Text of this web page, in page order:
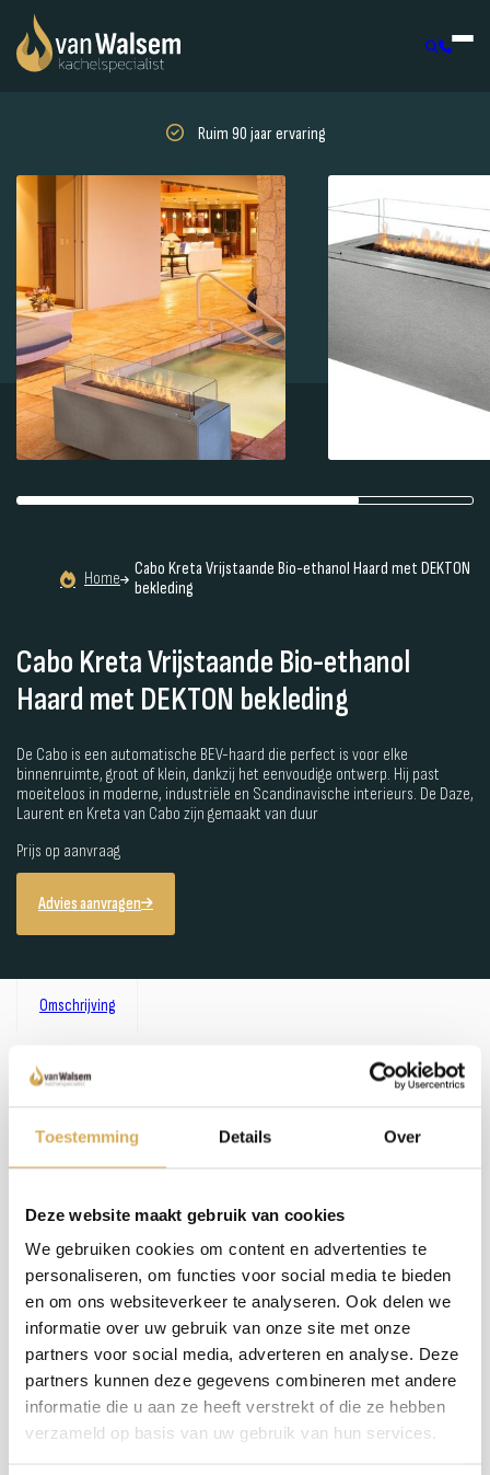
Toestemming Details Over
Deze website maakt gebruik van cookies
We gebruiken cookies om content en advertenties te
personaliseren, om functies voor social media te bieden
en om ons websiteverkeer te analyseren. Ook delen we
informatie over uw gebruik van onze site met onze
partners voor social media, adverteren en analyse. Deze
partners kunnen deze gegevens combineren met andere
informatie die u aan ze heeft verstrekt of die ze hebben
verzameld op basis van uw gebruik van hun services.
Ruim 90 jaar ervaring
Home
Cabo Kreta Vrijstaande Bio-ethanol Haard met DEKTON
bekleding
Cabo Kreta Vrijstaande Bio-ethanol
Haard met DEKTON bekleding
De Cabo is een automatische BEV-haard die perfect is voor elke
binnenruimte, groot of klein, dankzij het eenvoudige ontwerp. Hij past
moeiteloos in moderne, industriële en Scandinavische interieurs. De Daze,
Laurent en Kreta van Cabo zijn gemaakt van duur
Prijs op aanvraag
Advies aanvragen
Omschrijving
Omschrijving:
persoonlijk contact en advies. We nemen de tijd om samen met jou de perfecte haard
te vinden. Wil je meer weten over dit product of welke haard het beste in jouw situatie
past? Bel, mail of maak een afspraak om bij ons langs te komen - we staan klaar met een
Meer weten over onze haarden?
Neem contact op
Specificaties: